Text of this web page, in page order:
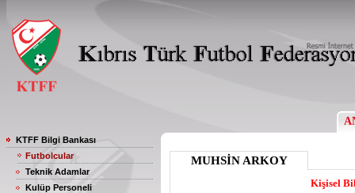
KTFF Bilgi Bankası
Futbolcular
Teknik Adamlar
Kulüp Personeli
MUHSİN ARKOY
Kişisel